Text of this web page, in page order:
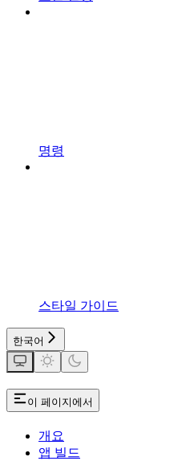
명령
스타일 가이드
한국어
이 페이지에서
개요
앱 빌드